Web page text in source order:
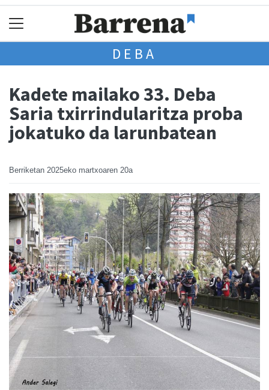
DEBA
Kadete mailako 33. Deba
Saria txirrindularitza proba
jokatuko da larunbatean
Berriketan 2025eko martxoaren 20a